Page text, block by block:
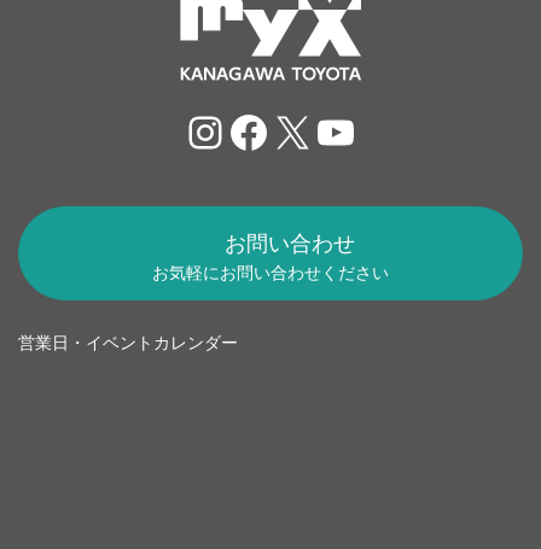
Instagram
Facebook
X YouTube
お問い合わせ
お気軽にお問い合わせください
営業日・イベントカレンダー